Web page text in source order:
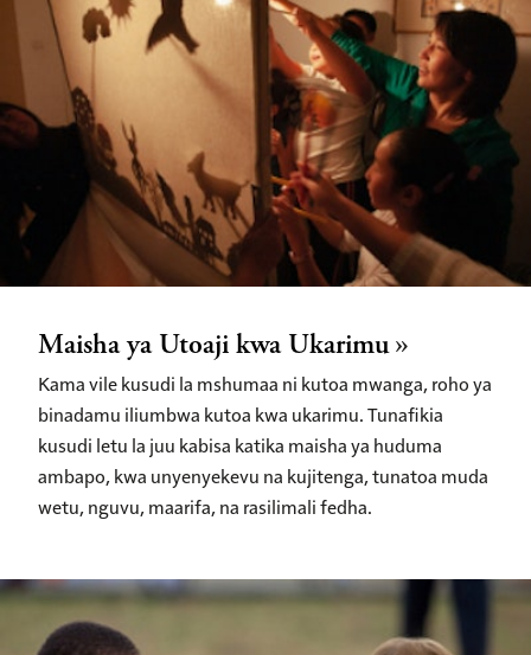
Maisha ya Utoaji kwa Ukarimu
Kama vile kusudi la mshumaa ni kutoa mwanga, roho ya
binadamu iliumbwa kutoa kwa ukarimu. Tunafikia
kusudi letu la juu kabisa katika maisha ya huduma
ambapo, kwa unyenyekevu na kujitenga, tunatoa muda
wetu, nguvu, maarifa, na rasilimali fedha.